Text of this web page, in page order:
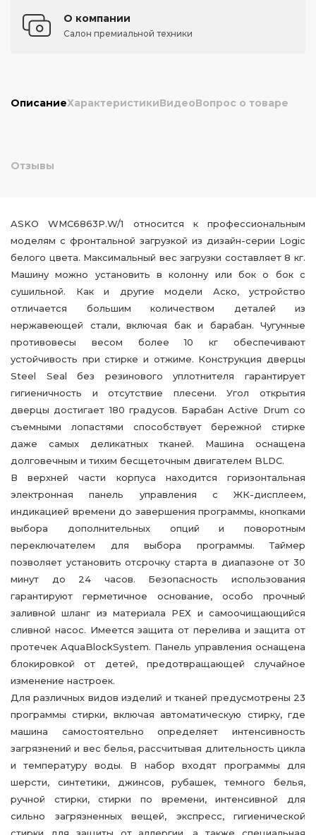
О компании
Салон премиальной техники
ОписаниеХарактеристикиВидеоВопрос о товаре
Отзывы
ASKO WMC6863P.W/1 относится к профессиональным
моделям с фронтальной загрузкой из дизайн-серии Logic
белого цвета. Максимальный вес загрузки составляет 8 кг.
Машину можно установить в колонну или бок о бок с
сушильной. Как и другие модели Аско, устройство
отличается большим количеством деталей из
нержавеющей стали, включая бак и барабан. Чугунные
противовесы весом более 10 кг обеспечивают
устойчивость при стирке и отжиме. Конструкция дверцы
Steel Seal без резинового уплотнителя гарантирует
гигиеничность и отсутствие плесени. Угол открытия
дверцы достигает 180 градусов. Барабан Active Drum со
съемными лопастями способствует бережной стирке
даже самых деликатных тканей. Машина оснащена
долговечным и тихим бесщеточным двигателем BLDC.
В верхней части корпуса находится горизонтальная
электронная панель управления с ЖК-дисплеем,
индикацией времени до завершения программы, кнопками
выбора дополнительных опций и поворотным
переключателем для выбора программы. Таймер
позволяет установить отсрочку старта в диапазоне от 30
минут до 24 часов. Безопасность использования
гарантируют герметичное основание, особо прочный
заливной шланг из материала РЕХ и самоочищающийся
сливной насос. Имеется защита от перелива и защита от
протечек AquaBlockSystem. Панель управления оснащена
блокировкой от детей, предотвращающей случайное
изменение настроек.
Для различных видов изделий и тканей предусмотрены 23
программы стирки, включая автоматическую стирку, где
машина самостоятельно определяет интенсивность
загрязнений и вес белья, рассчитывая длительность цикла
и температуру воды. В набор входят программы для
шерсти, синтетики, джинсов, рубашек, темного белья,
ручной стирки, стирки по времени, интенсивной для
сильно загрязненных вещей, экспресс, гигиенической
стирки для защиты от аллергии, а также специальная